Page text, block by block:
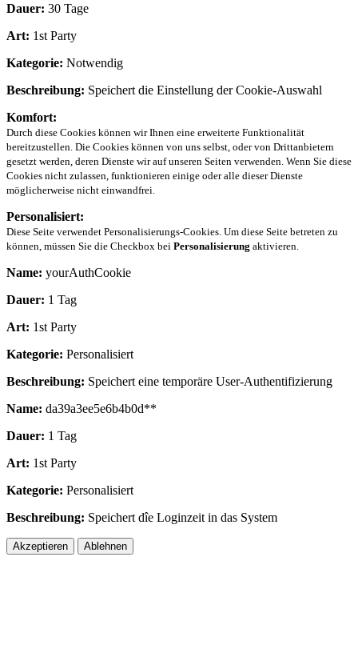
Dauer: 30 Tage
Art: 1st Party
Kategorie: Notwendig
Beschreibung: Speichert die Einstellung der Cookie-Auswahl
Komfort:
Durch diese Cookies können wir Ihnen eine erweiterte Funktionalität
bereitzustellen. Die Cookies können von uns selbst, oder von Drittanbietern
gesetzt werden, deren Dienste wir auf unseren Seiten verwenden. Wenn Sie diese
Cookies nicht zulassen, funktionieren einige oder alle dieser Dienste
möglicherweise nicht einwandfrei.
Personalisiert:
Diese Seite verwendet Personalisierungs-Cookies. Um diese Seite betreten zu
können, müssen Sie die Checkbox bei Personalisierung aktivieren.
Name: yourAuthCookie
Dauer: 1 Tag
Art: 1st Party
Kategorie: Personalisiert
Beschreibung: Speichert eine temporäre User-Authentifizierung
Name: da39a3ee5e6b4b0d**
Dauer: 1 Tag
Art: 1st Party
Kategorie: Personalisiert
Beschreibung: Speichert dîe Loginzeit in das System
Akzeptieren Ablehnen